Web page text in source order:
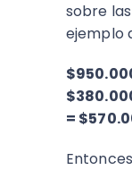
sobre
ejemplo
=